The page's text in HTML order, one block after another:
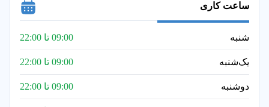
ساعت کاری
شنبه 09:00 تا 22:00
یک‌شنبه 09:00 تا 22:00
دوشنبه 09:00 تا 22:00